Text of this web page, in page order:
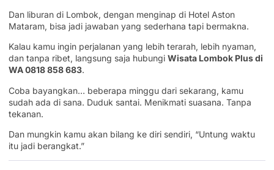
Dan liburan di Lombok, dengan menginap di Hotel Aston
Mataram, bisa jadi jawaban yang sederhana tapi bermakna.
Kalau kamu ingin perjalanan yang lebih terarah, lebih nyaman,
dan tanpa ribet, langsung saja hubungi Wisata Lombok Plus di
WA 0818 858 683.
Coba bayangkan… beberapa minggu dari sekarang, kamu
sudah ada di sana. Duduk santai. Menikmati suasana. Tanpa
tekanan.
Dan mungkin kamu akan bilang ke diri sendiri, “Untung waktu
itu jadi berangkat.”